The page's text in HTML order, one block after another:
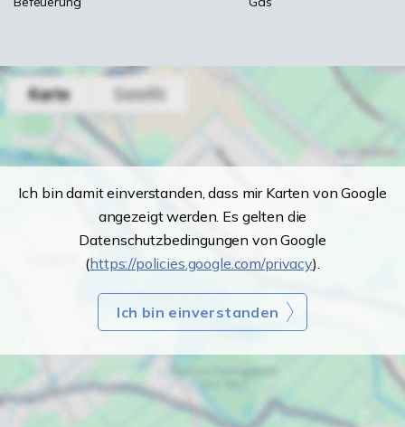
Ich bin damit einverstanden, dass mir Karten von Google
angezeigt werden. Es gelten die
Datenschutzbedingungen von Google
(https://policies.google.com/privacy).
Ich bin einverstanden